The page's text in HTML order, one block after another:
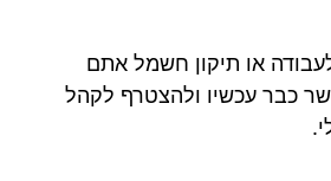
או תיקון חשמל אתם
כבר עכשיו ולהצטרף לקהל